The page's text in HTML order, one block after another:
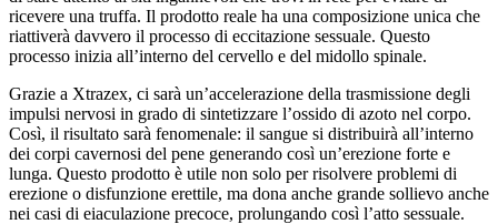
ricevere una truffa. Il prodotto reale ha una composizione unica che
riattiverà davvero il processo di eccitazione sessuale. Questo
processo inizia all’interno del cervello e del midollo spinale.
Grazie a Xtrazex, ci sarà un’accelerazione della trasmissione degli
impulsi nervosi in grado di sintetizzare l’ossido di azoto nel corpo.
Così, il risultato sarà fenomenale: il sangue si distribuirà all’interno
dei corpi cavernosi del pene generando così un’erezione forte e
lunga. Questo prodotto è utile non solo per risolvere problemi di
erezione o disfunzione erettile, ma dona anche grande sollievo anche
nei casi di eiaculazione precoce, prolungando così l’atto sessuale.